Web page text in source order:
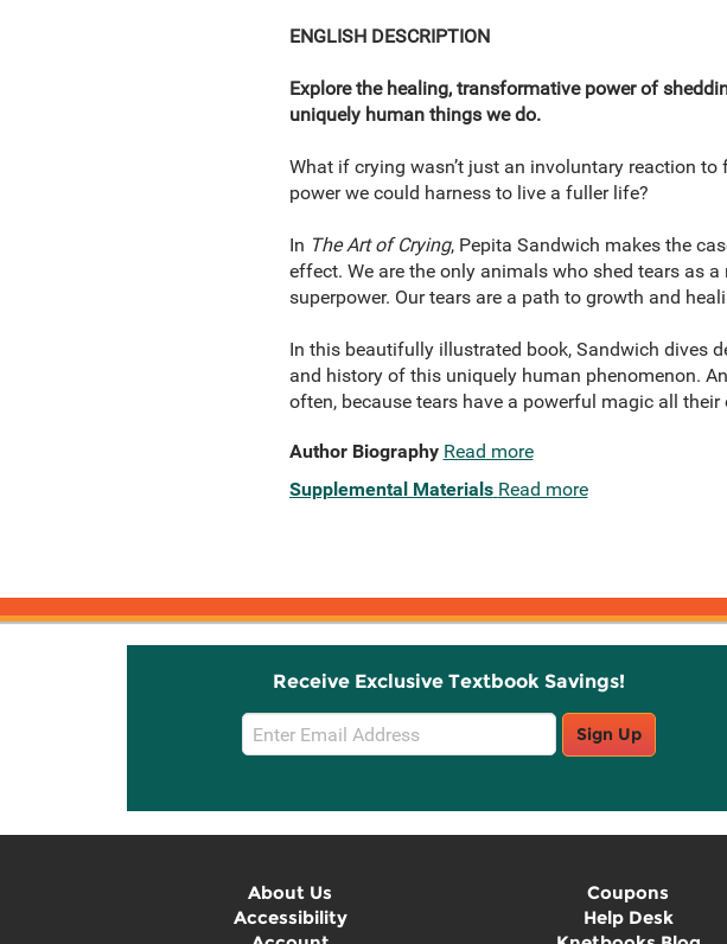
ENGLISH DESCRIPTION
Explore the healing, transformative power of
uniquely human things we do.
What if crying wasn’t just an involuntary reaction
power we could harness to live a fuller life?
In The Art of Crying, Pepita Sandwich makes the
effect. We are the only animals who shed tears as
superpower. Our tears are a path to growth and
In this beautifully illustrated book, Sandwich dives
and history of this uniquely human phenomenon.
often, because tears have a powerful magic all their
Author Biography Read more
Supplemental Materials Read more
Receive Exclusive Textbook Savings!
Email
Sign
Sign Up
About Us
Accessibility
Coupons
Help Desk